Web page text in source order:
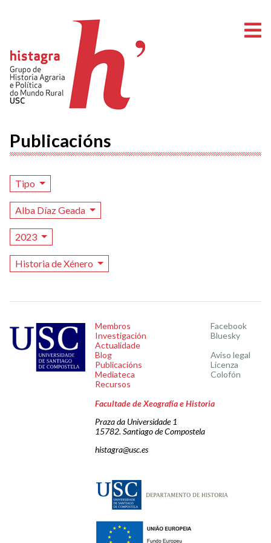
Publicacións
Tipo
Alba Díaz Geada
2023
Historia de Xénero
Membros
Investigación
Actualidade
Blog
Publicacións
Mediateca
Recursos
Facebook
Bluesky
Aviso legal
Licenza
Colofón
Facultade de Xeografía e Historia
Praza da Universidade 1
15782. Santiago de Compostela
histagra@usc.es